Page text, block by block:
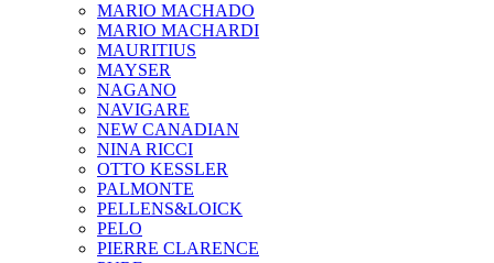
MARIO MACHADO
MARIO MACHARDI
MAURITIUS
MAYSER
NAGANO
NAVIGARE
NEW CANADIAN
NINA RICCI
OTTO KESSLER
PALMONTE
PELLENS&LOICK
PELO
PIERRE CLARENCE